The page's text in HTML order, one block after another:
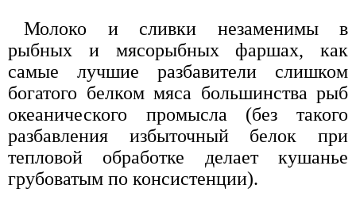
Молоко и сливки незаменимы в
рыбных и мясорыбных фаршах, как
самые лучшие разбавители слишком
богатого белком мяса большинства рыб
океанического промысла (без такого
разбавления избыточный белок при
тепловой обработке делает кушанье
грубоватым по консистенции).